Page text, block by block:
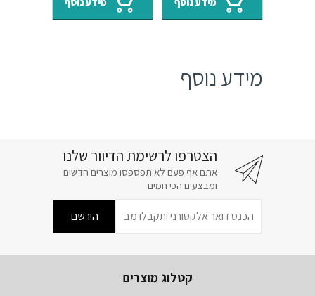
₪146.
₪102.
₪146.
₪102.
מידע נוסף
הצטרפו לרשימת הדיוור שלנו
אתם אף פעם לא תפספסו מוצרים חדשים
ומבצעים הכי חמים
קטלוג מוצרים